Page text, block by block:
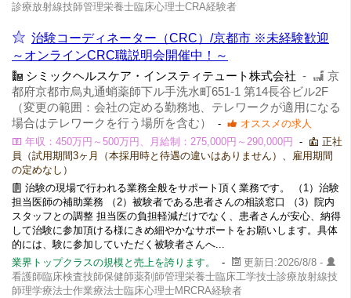
診療放射線技師管理栄養士臨床心理士CRA経験者
治験コーディネーター（CRC）/京都市 ※未経験歓迎
～オンラインCRC職説明会開催中！～
シミックヘルスケア・インスティテュート株式会社 -
京
都府京都市烏丸通蛸薬師下ル手洗水町651-1 第14長谷ビル2F
（変更の範囲：会社の定める勤務地、テレワークが適用になる
場合はテレワークを行う場所を含む）
-
オススメの求人
年収：450万円～500万円、月給制：275,000円～290,000円
-
正社
員（試用期間3ヶ月（本採用時と待遇の違いはありません）、雇用期間
の定めなし）
治験の現場で行われる業務全般をサポート頂く業務です。 （1）治験
担当医師の補助業務 （2）被験者である患者さんの相談窓口 （3）院内
スタッフとの調整 担当医の負担軽減だけでなく、患者さんが安心、納得
して治験に参加頂ける様にきめ細やかなサポートをお願いします。具体
的には、験に参加していただく被験者さんへ...
業界トップクラスの規模と売上を誇ります。
-
更新日:2026/8/8 -
看護師臨床検査技師保健師薬剤師管理栄養士臨床工学技士診療放射線技
師理学療法士作業療法士臨床心理士MRCRA経験者